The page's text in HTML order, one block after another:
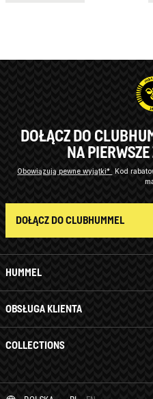
HUMMEL
OBSŁUGA KLIENTA
COLLECTIONS
DOŁĄCZ DO
NA
Obowiązują pewne wyjątki*
Kod
DOŁĄCZ DO CLUBHUMMEL